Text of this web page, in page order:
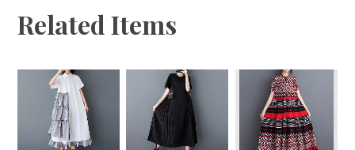
Related Items